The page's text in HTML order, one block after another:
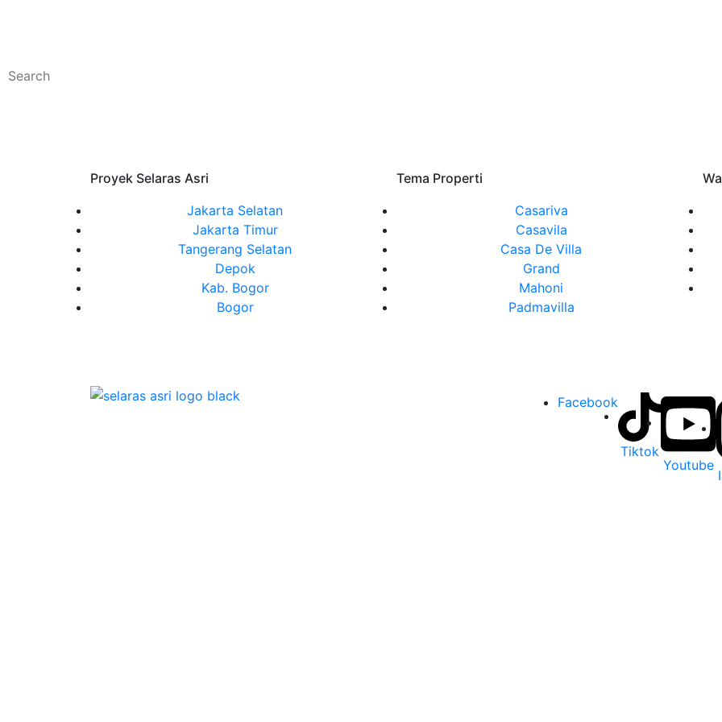
Proyek Selaras Asri
Jakarta Selatan
Jakarta Timur
Tangerang Selatan
Depok
Kab. Bogor
Bogor
Tema Properti
Casariva
Casavila
Casa De Villa
Grand
Mahoni
Padmavilla
Facebook
Tiktok
Youtube